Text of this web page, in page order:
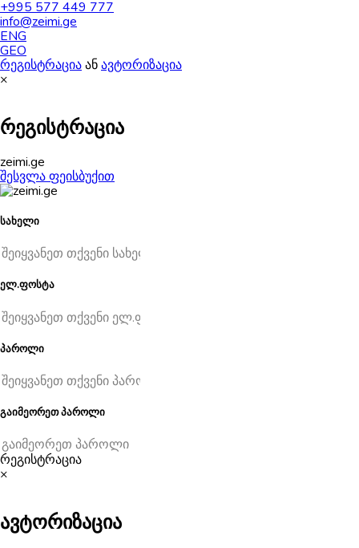
+995 577 449 777
info@zeimi.ge
ENG
GEO
რეგისტრაციაანავტორიზაცია
×
რეგისტრაცია
zeimi.ge
შესვლა ფეისბუქით
სახელი
ელ.ფოსტა
პაროლი
გაიმეორეთ პაროლი
რეგისტრაცია
×
ავტორიზაცია